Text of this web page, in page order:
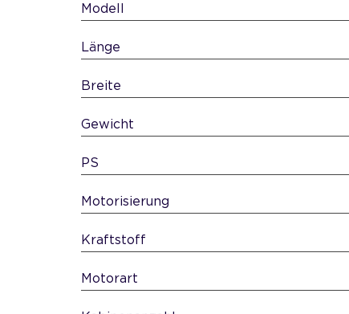
Modell
Länge
Breite
Gewicht
PS
Motorisierung
Kraftstoff
Motorart